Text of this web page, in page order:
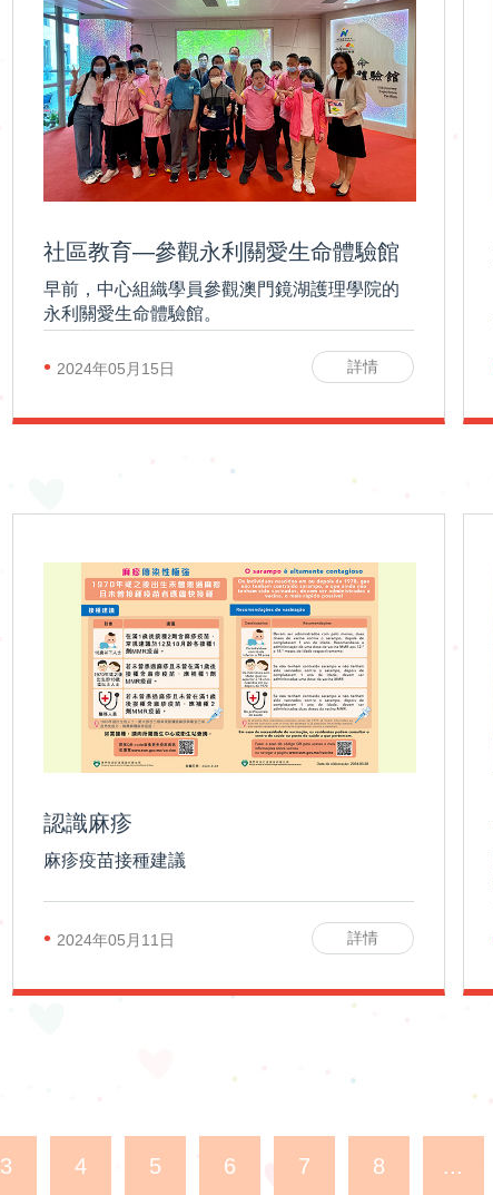
社區教育—參觀永利關愛生命體驗館
早前，中心組織學員參觀澳門鏡湖護理學院的
永利關愛生命體驗館。
• 2024年05月15日 詳情
認識麻疹
麻疹疫苗接種建議
• 2024年05月11日 詳情
3 4 5 6 7 8 ...